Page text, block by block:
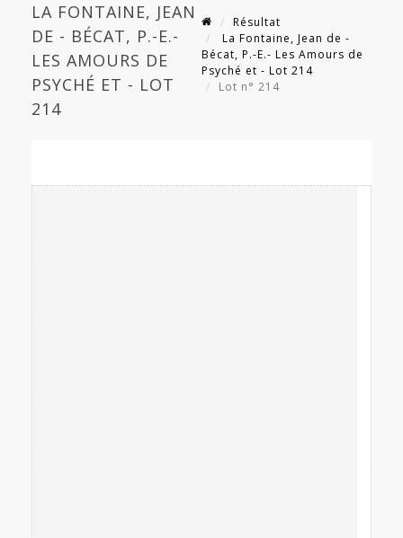
LA FONTAINE, JEAN
DE - BÉCAT, P.-E.-
LES AMOURS DE
PSYCHÉ ET - LOT
214
Résultat
La Fontaine, Jean de -
Bécat, P.-E.- Les Amours de
Psyché et - Lot 214
Lot n° 214